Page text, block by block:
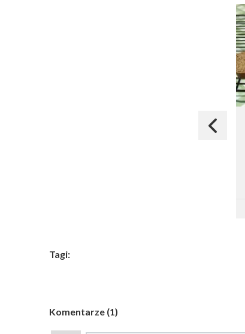
Tagi:
Komentarze (1)